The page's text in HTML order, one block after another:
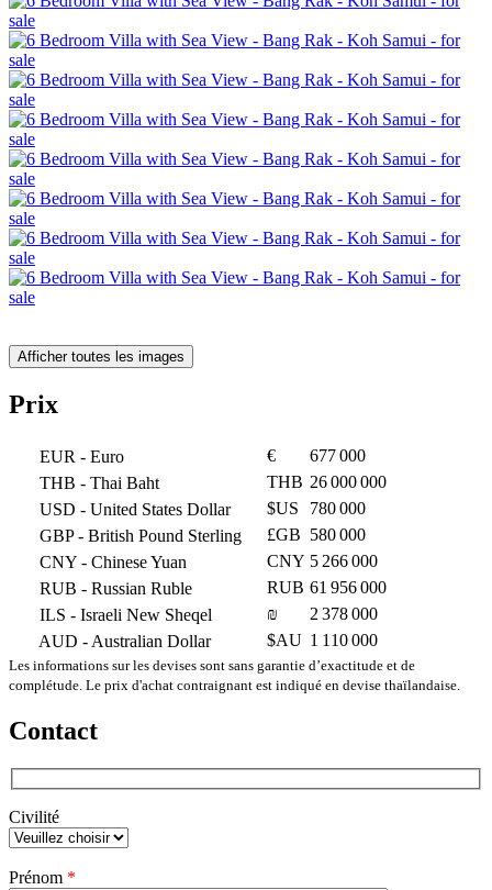
Afficher toutes les images
Prix
EUR - Euro €
677 000
THB - Thai Baht THB 26 000 000
USD - United States Dollar $US
780 000
GBP- British Pound Sterling £GB 580 000
CNY - Chinese Yuan CNY 5 266 000
RUB - Russian Ruble RUB 61 956 000
ILS - Israeli New Sheqel ₪
2 378 000
AUD - Australian Dollar $AU 1 110 000
Les informations sur les devises sont sans garantie d’exactitude et de
complétude. Le prix d'achat contraignant est indiqué en devise thaïlandaise.
Contact
Civilité
laisser
Prénom *